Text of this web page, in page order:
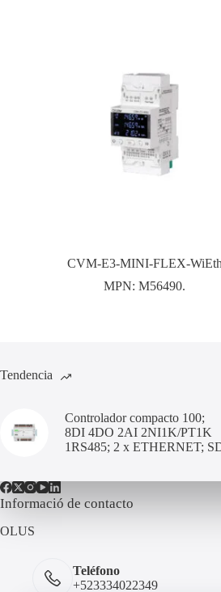
CVM-E3-MINI-FLEX-WiEth
MPN:M56490.
Tendencia
Controlador compacto 100;
8DI 4DO 2AI 2NI1K/PT1K
1RS485; 2 x ETHERNET;
Informació de contacto
OLUS
Teléfono
+523334022349